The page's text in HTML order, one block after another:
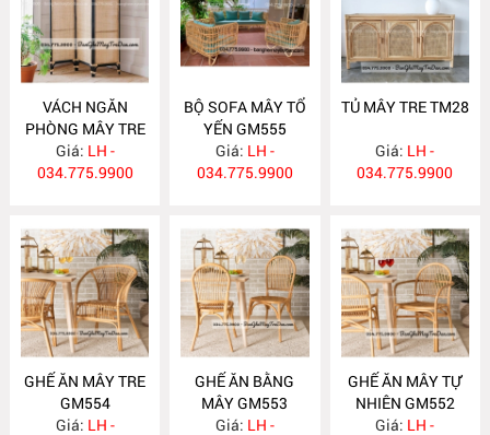
VÁCH NGĂN
PHÒNG MÂY TRE
BP28
Giá: LH -
034.775.9900
BỘ SOFA MÂY TỔ
YẾN GM555
Giá: LH -
034.775.9900
TỦ MÂY TRE TM28
Giá: LH -
034.775.9900
GHẾ ĂN MÂY TRE
GM554
Giá: LH -
GHẾ ĂN BẰNG
MÂY GM553
Giá: LH -
GHẾ ĂN MÂY TỰ
NHIÊN GM552
Giá: LH -